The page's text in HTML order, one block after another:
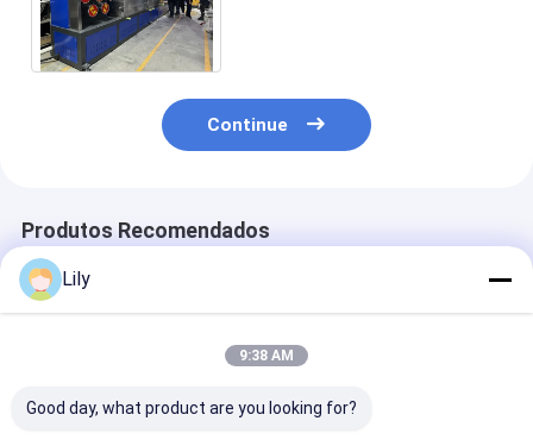
Continue
Produtos Recomendados
Lily
9:38 AM
Good day, what product are you looking for?